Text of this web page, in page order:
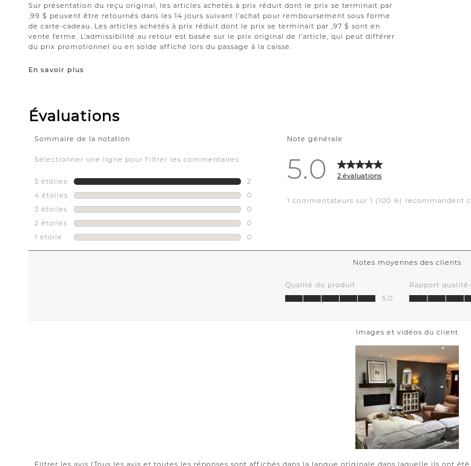
Sur présentation du reçu original, les articles achetés à prix réduit dont le prix se terminait par
,99 $ peuvent être retournés dans les 14 jours suivant l’achat pour remboursement sous forme
de carte-cadeau. Les articles achetés à prix réduit dont le prix se terminait par ,97 $ sont en
vente ferme. L’admissibilité au retour est basée sur le prix original de l’article, qui peut différer
du prix promotionnel ou en solde affiché lors du passage à la caisse.
En savoir plus